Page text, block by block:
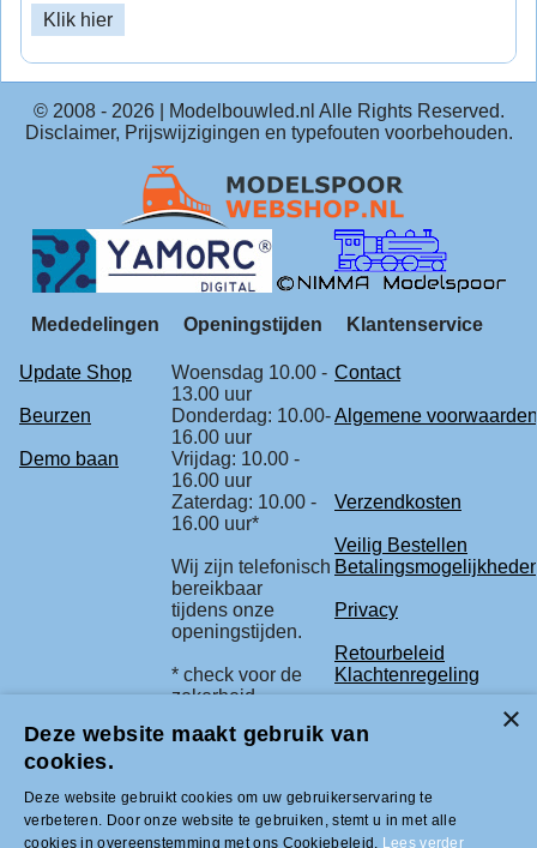
Klik hier
© 2008 - 2026| Modelbouwled.nl Alle Rights Reserved.
Disclaimer, Prijswijzigingen en typefouten voorbehouden.
Mededelingen Openingstijden Klantenservice
Update Shop
Woensdag 10.00 -
13.00 uur
Contact
Beurzen
Donderdag: 10.00-
16.00 uur
Algemene voorwaarden
Demo baan
Vrijdag: 10.00 -
16.00 uur
Zaterdag: 10.00 -
16.00 uur*
Verzendkosten
Veilig Bestellen
Wij zijn telefonisch
bereikbaar
tijdens onze
openingstijden.
Privacy
Retourbeleid
* check voor de
zekerheid
Klachtenregeling
agenda.
Tel +31 (0)33-2996333 |
info@modelbouwled.nl | BTW nummer
Deze website maakt gebruik van
cookies.
Deze website gebruikt cookies om uw gebruikerservaring te
verbeteren. Door onze website te gebruiken, stemt u in met alle
cookies in overeenstemming met ons Cookiebeleid. Lees verder